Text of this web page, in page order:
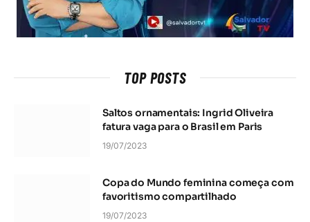
TOP POSTS
Saltos ornamentais: Ingrid Oliveira
fatura vaga para o Brasil em Paris
19/07/2023
Copa do Mundo feminina começa com
favoritismo compartilhado
19/07/2023